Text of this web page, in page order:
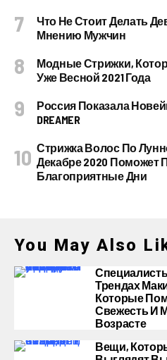
Что Не Стоит Делать
Мнению Мужчин
Модные Стрижки,
Уже Весной 2021 Года
Россия Показала
DREAMER
Стрижка Волос По
Декабре 2020 Поможет
Благоприятные Дни
You May Also
Трендах
Которые
Свежесть И
Возрасте
Вещи,